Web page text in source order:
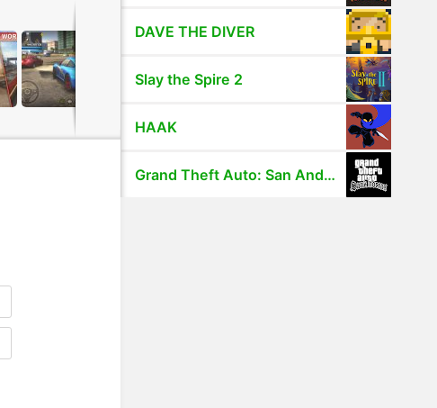
DAVE THE DIVER
Slay the Spire 2
HAAK
Grand Theft Auto: San Andreas